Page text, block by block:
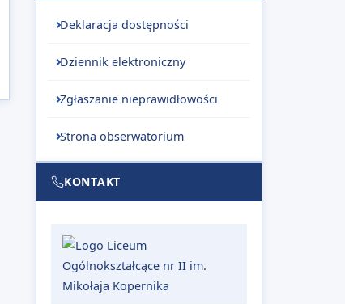
Deklaracja dostępności
Dziennik elektroniczny
Zgłaszanie nieprawidłowości
Strona obserwatorium
KONTAKT